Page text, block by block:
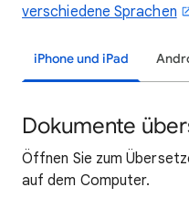
verschiedene Sprachen
iPhone und iPad
Dokumente
Öffnen Sie zum
auf dem Computer.